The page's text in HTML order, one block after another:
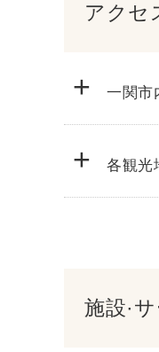
アクセ
+ 一関市
+ 各観光
施設·